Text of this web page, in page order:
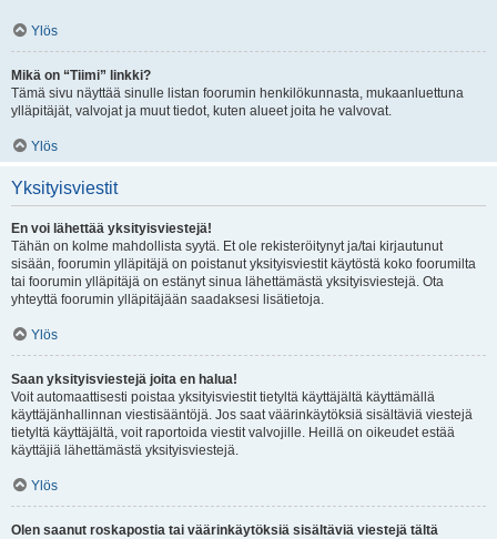
Ylös
Mikä on “Tiimi” linkki?
Tämä sivu näyttää sinulle listan foorumin henkilökunnasta, mukaanluettuna
ylläpitäjät, valvojat ja muut tiedot, kuten alueet joita he valvovat.
Ylös
Yksityisviestit
En voi lähettää yksityisviestejä!
Tähän on kolme mahdollista syytä. Et ole rekisteröitynyt ja/tai kirjautunut
sisään, foorumin ylläpitäjä on poistanut yksityisviestit käytöstä koko foorumilta
tai foorumin ylläpitäjä on estänyt sinua lähettämästä yksityisviestejä. Ota
yhteyttä foorumin ylläpitäjään saadaksesi lisätietoja.
Ylös
Saan yksityisviestejä joita en halua!
Voit automaattisesti poistaa yksityisviestit tietyltä käyttäjältä käyttämällä
käyttäjänhallinnan viestisääntöjä. Jos saat väärinkäytöksiä sisältäviä viestejä
tietyltä käyttäjältä, voit raportoida viestit valvojille. Heillä on oikeudet estää
käyttäjiä lähettämästä yksityisviestejä.
Ylös
Olen saanut roskapostia tai väärinkäytöksiä sisältäviä viestejä tältä